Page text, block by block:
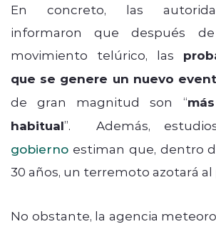
En concreto, las
informaron que después
movimiento telúrico, las
que se genere un nuevo
de gran magnitud son “
habitual”. Además,
gobierno estiman que, dentro
30 años, un terremoto azotará al
No obstante, la agencia